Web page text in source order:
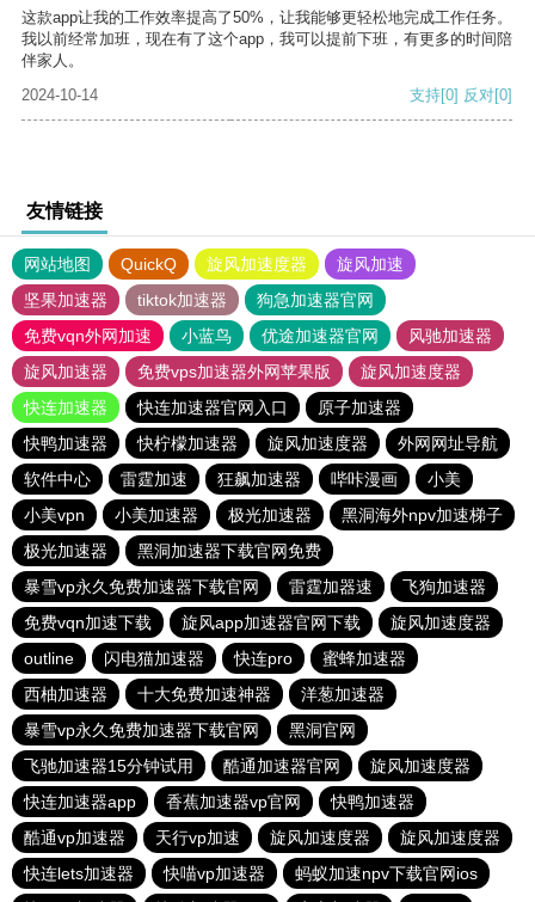
这款app让我的工作效率提高了50%，让我能够更轻松地完成工作任务。
我以前经常加班，现在有了这个app，我可以提前下班，有更多的时间陪
伴家人。
2024-10-14
支持[0] 反对[0]
友情链接
网站地图 QuickQ 旋风加速度器
旋风加速
坚果加速器
tiktok加速器
狗急加速器官网
免费vqn外网加速
小蓝鸟 优途加速器官网
风驰加速器
旋风加速器
免费vps加速器外网苹果版
旋风加速度器
快连加速器
快连加速器官网入口
原子加速器
快鸭加速器
快柠檬加速器 旋风加速度器
外网网址导航
软件中心
雷霆加速 狂飙加速器 哔咔漫画
小美
小美vpn
小美加速器 极光加速器
黑洞海外npv加速梯子
极光加速器
黑洞加速器下载官网免费
暴雪vp永久免费加速器下载官网
雷霆加器速
飞狗加速器
免费vqn加速下载
旋风app加速器官网下载
旋风加速度器
outline
闪电猫加速器 快连pro
蜜蜂加速器
西柚加速器
十大免费加速神器
洋葱加速器
暴雪vp永久免费加速器下载官网
黑洞官网
飞驰加速器15分钟试用
酷通加速器官网
旋风加速度器
快连加速器app
香蕉加速器vp官网
快鸭加速器
酷通vp加速器
天行vp加速 旋风加速度器
旋风加速度器
快连lets加速器
快喵vp加速器
蚂蚁加速npv下载官网ios